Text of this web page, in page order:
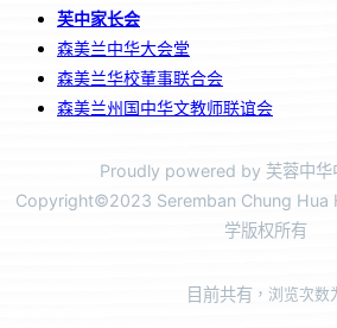
芙中家长会
森美兰中华大会堂
森美兰华校董事联合会
森美兰州国中华文教师联谊会
Proudly powered by 芙蓉中华
Copyright©2023 Seremban Chung Hua
学版权所有
目前共有 ，浏览次数